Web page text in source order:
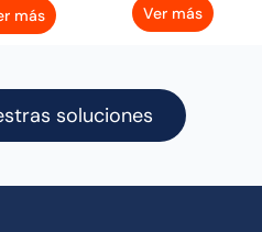
más Ver más
soluciones